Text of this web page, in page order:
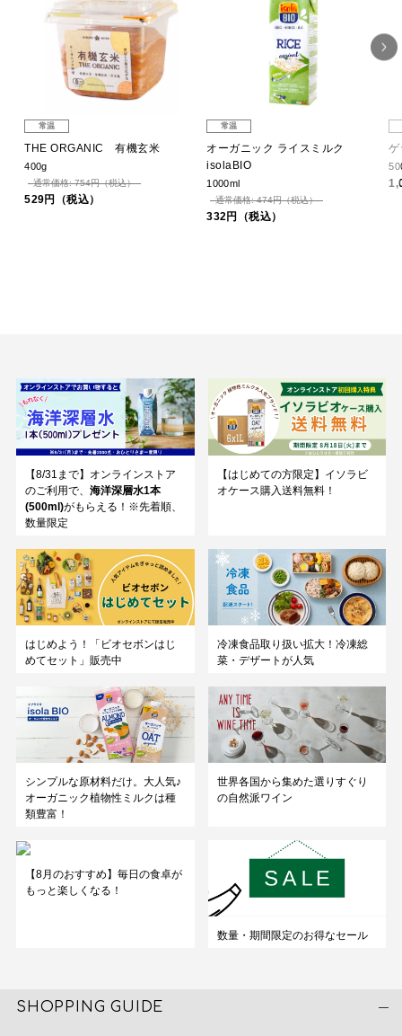
常温
THE ORGANIC 有機玄米
400g
通常価格: 754円（税込）
529円（税込）
常温
オーガニック ライスミルク
isolaBIO
1000ml
通常価格: 474円（税込）
332円（税込）
【8/31まで】オンラインストア
のご利用で、 海洋深層水1本
(500ml)がもらえる！※先着順、
数量限定
【はじめての方限定】イソラビ
オケース購入送料無料！
はじめよう！「ビオセボンはじ
めてセット」販売中
冷凍食品取り扱い拡大！冷凍総
菜・デザートが人気
シンプルな原材料だけ。大人気♪
オーガニック植物性ミルクは種
類豊富！
世界各国から集めた選りすぐり
の自然派ワイン
【8月のおすすめ】毎日の食卓が
もっと楽しくなる！
数量・期間限定のお得なセール
SHOPPING GUIDE